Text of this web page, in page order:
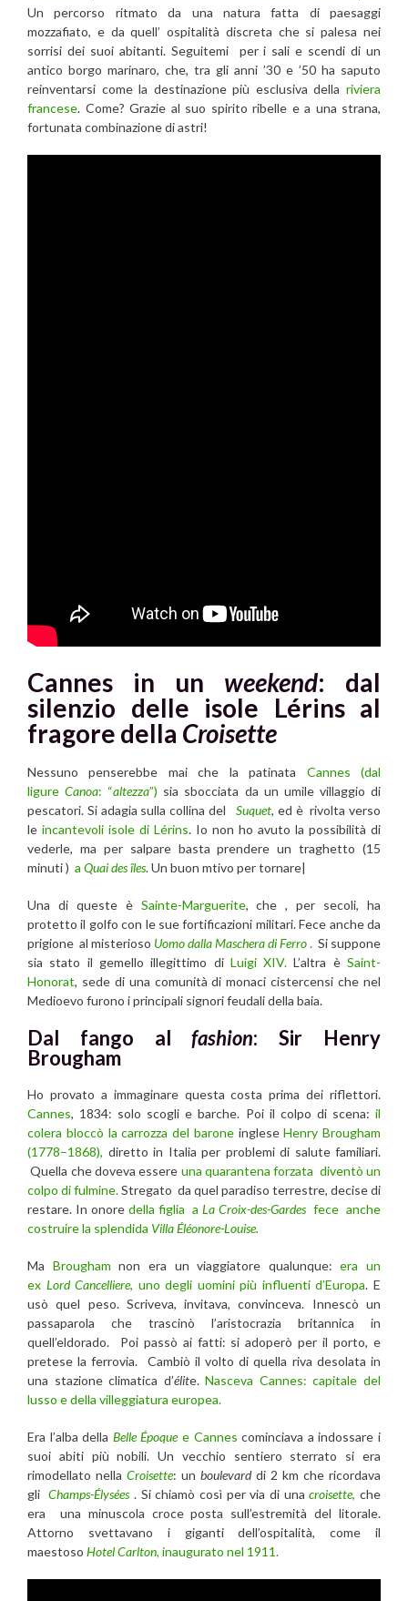
Un percorso ritmato da una natura fatta di paesaggi
mozzafiato, e da quell’ ospitalità discreta che si palesa nei
sorrisi dei suoi abitanti. Seguitemi per i sali e scendi di un
antico borgo marinaro, che, tra gli anni ’30 e ’50 ha saputo
reinventarsi come la destinazione più esclusiva della riviera
francese. Come? Grazie al suo spirito ribelle e a una strana,
fortunata combinazione di astri!
Cannes in un weekend: dal
silenzio delle isole Lérins al
fragore della Croisette
Nessuno penserebbe mai che la patinata Cannes
(dal
ligureCanoa: “altezza”) sia sbocciata da un umile villaggio di
pescatori. Si adagia sulla collina del
Suquet, ed è rivolta verso
le incantevoli isole di Lérins. Io non ho avuto la possibilità di
vederle, ma per salpare basta prendere un traghetto (15
minuti ) a Quai des îles. Un buon mtivo per tornare|
Una di queste è Sainte-Marguerite, che , per secoli, ha
protetto il golfo con le sue fortificazioni militari. Fece anche da
prigione al misterioso Uomo dalla Maschera di Ferro. Si suppone
sia stato il gemello illegittimo di Luigi XIV. L’altra èSaint-
Honorat, sede di una comunità di monaci cistercensi che nel
Medioevo furono i principali signori feudali della baia.
Dal fango alfashion: Sir Henry
Brougham
Ho provato a immaginare questa costa prima dei riflettori.
Cannes, 1834: solo scogli e barche. Poi il colpo di scena: il
colera bloccò la carrozza del baroneingleseHenry Brougham
(1778–1868), diretto in Italia per problemi di salute familiari.
Quella che doveva essere una quarantena forzata diventò un
colpo di fulmine.Stregato da quel paradiso terrestre, decise di
restare. In onore della figlia a La Croix-des-Gardesfece anche
costruire la splendida Villa Éléonore-Louise.
Ma Brougham non era un viaggiatore qualunque:era un
ex Lord Cancelliere, uno degli uomini più influenti d’Europa. E
usò quel peso. Scriveva, invitava, convinceva. Innescò un
passaparola che trascinò l’aristocrazia britannica in
quell’eldorado. Poi passò ai fatti: si adoperò per il porto, e
pretese la ferrovia. Cambiò il volto di quella riva desolata in
una stazione climatica d’élite.Nasceva Cannes: capitale del
lusso e della villeggiatura europea.
Era l’alba della Belle Époquee Cannes cominciava a indossare i
suoi abiti più nobili. Un vecchio sentiero sterrato si era
rimodellato nella Croisette: un boulevarddi 2 km che ricordava
gliChamps-Élysées . Si chiamò così per via di unacroisette, che
era una minuscola croce posta sull’estremità del litorale.
Attorno svettavano i giganti dell’ospitalità, come il
maestoso Hotel Carlton, inaugurato nel 1911.